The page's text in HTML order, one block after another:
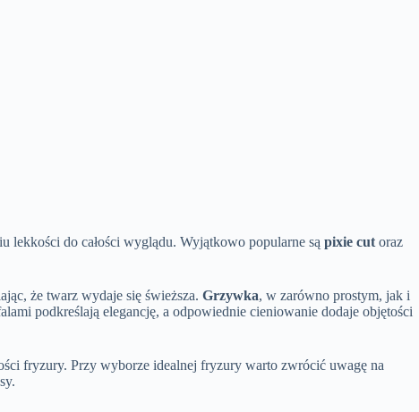
lekkości do całości wyglądu. Wyjątkowo popularne są pixie cut oraz
że twarz wydaje się świeższa. Grzywka, w zarówno prostym, jak i
podkreślają elegancję, a odpowiednie cieniowanie dodaje objętości
fryzury. Przy wyborze idealnej fryzury warto zwrócić uwagę na